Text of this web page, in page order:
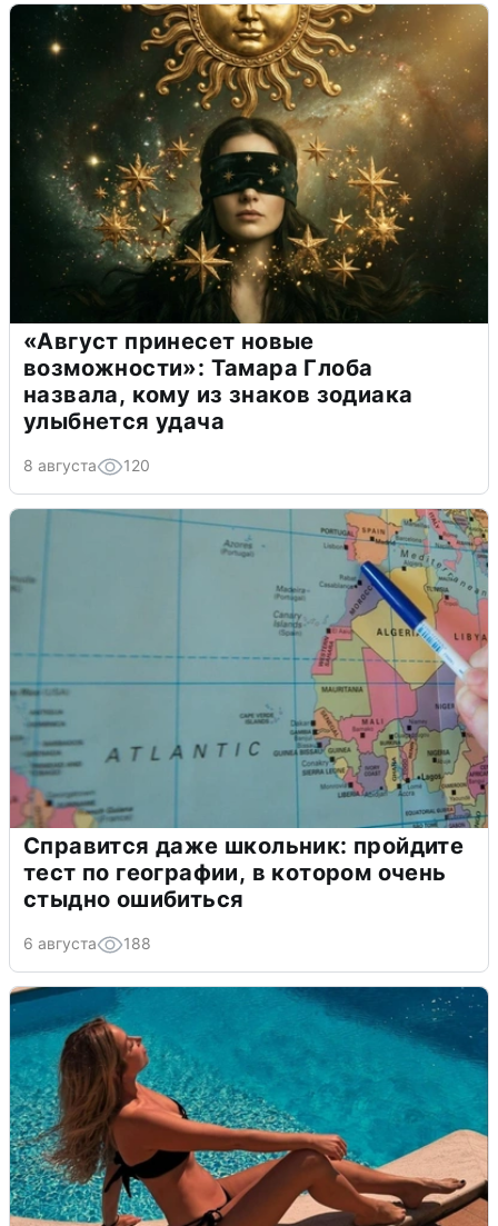
«Август принесет новые
возможности»: Тамара Глоба
назвала, кому из знаков зодиака
улыбнется удача
8 августа 120
Справится даже школьник: пройдите
тест по географии, в котором очень
стыдно ошибиться
6 августа 188